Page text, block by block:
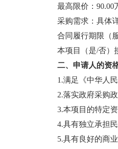
最高限价：
采购需求：具体
合同履行期限（
本项目（是/否）
二、 申请人的资
1.满足《中华人
2.落实政府采购
3.本项目的特定资
4.具有独立承担
5.具有良好的商